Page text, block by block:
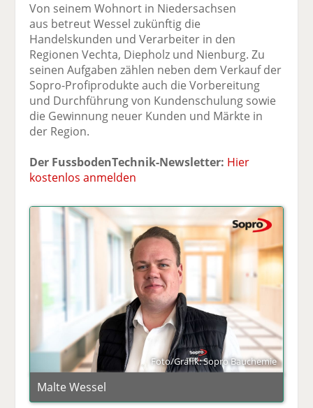
n
Von seinem Wohnort in Niedersachsen
aus betreut Wessel zukünftig die
Handelskunden und Verarbeiter in den
Regionen Vechta, Diepholz und Nienburg. Zu
seinen Aufgaben zählen neben dem Verkauf der
Sopro-Profiprodukte auch die Vorbereitung
und Durchführung von Kundenschulung sowie
die Gewinnung neuer Kunden und Märkte in
der Region.
Der FussbodenTechnik-Newsletter: Hier
kostenlos anmelden
Foto/Grafik: Sopro Bauchemie
Malte Wessel